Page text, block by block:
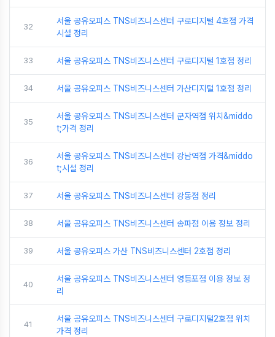
32
서울 공유오피스 TNS비즈니스센터 구로디지털 4호점 가격
시설 정리
33 서울 공유오피스 TNS비즈니스센터 구로디지털 1호점 정리
34 서울 공유오피스 TNS비즈니스센터 가산디지털 1호점 정리
35
서울 공유오피스 TNS비즈니스센터 군자역점 위치&middo
t;가격 정리
36
서울 공유오피스 TNS비즈니스센터 강남역점 가격&middo
t;시설 정리
37 서울 공유오피스 TNS비즈니스센터 강동점 정리
38 서울 공유오피스 TNS비즈니스센터 송파점 이용 정보 정리
39 서울 공유오피스 가산 TNS비즈니스센터 2호점 정리
40
서울 공유오피스 TNS비즈니스센터 영등포점 이용 정보 정
리
41
서울 공유오피스 TNS비즈니스센터 구로디지털2호점 위치
가격 정리